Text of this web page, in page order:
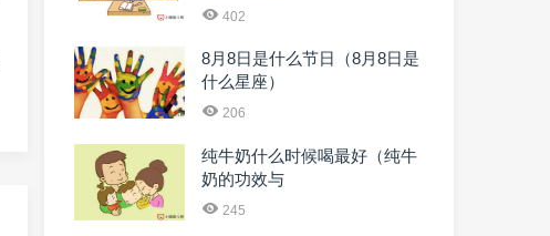
402
8月8日是什么节日（8月8日是
什么星座）
206
纯牛奶什么时候喝最好（纯牛
奶的功效与
245